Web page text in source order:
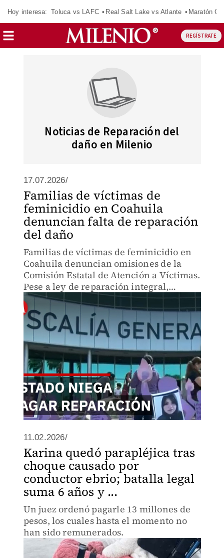
Hoy interesa: Toluca vs LAFC Real Salt Lake vs Atlante Maratón
REGÍSTRATE
Noticias de Reparación del
daño en Milenio
17.07.2026/
Familias de víctimas de
feminicidio en Coahuila
denuncian falta de reparación
del daño
Familias de víctimas de feminicidio en
Coahuila denuncian omisiones de la
Comisión Estatal de Atención a Víctimas.
Pese a ley de reparación integral,
madres como Dilma recurren a
solidaridad social para gastos
funerarios. ¿Qué falla en el sistema?
11.02.2026/
Karina quedó parapléjica tras
choque causado por
conductor ebrio; batalla legal
suma 6 años y ...
Un juez ordenó pagarle 13 millones de
pesos, los cuales hasta el momento no
han sido remunerados.